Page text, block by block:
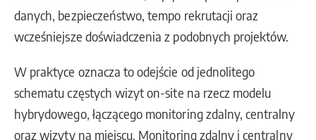
danych, bezpieczeństwo, tempo rekrutacji oraz
wcześniejsze doświadczenia z podobnych projektów.
W praktyce oznacza to odejście od jednolitego
schematu częstych wizyt on-site na rzecz modelu
hybrydowego, łączącego monitoring zdalny, centralny
oraz wizyty na miejscu. Monitoring zdalny i centralny